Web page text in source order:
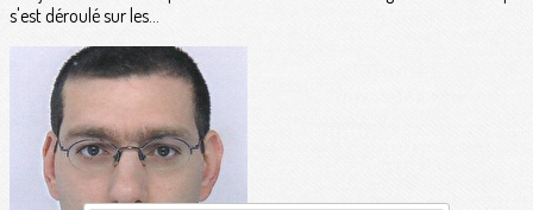
s'est déroulé sur les...